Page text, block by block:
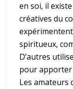
en soi, il
créatives du
spiritueux,
D’autres
pour apporter
Les amateurs